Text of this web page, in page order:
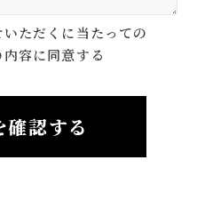
いただくに当たっての
容に同意する
確認する